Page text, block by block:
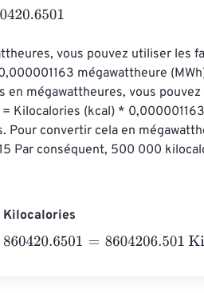
vous pouvez utiliser les
mégawattheure
en mégawattheures, vous
Kilocalories (kcal) *
Pour convertir cela en
Par conséquent, 500 000
Kilocalories
=8604206.501 Kilocalories